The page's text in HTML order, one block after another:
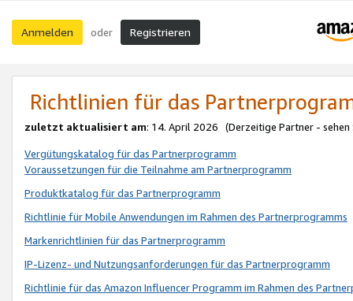
Anmelden oder Registrieren
Richtlinien für das
zuletzt aktualisiert am: 14. April 2026 (Derzeitige Partner - sehen
Vergütungskatalog für das Partnerprogramm
Voraussetzungen für die Teilnahme am Partnerprogramm
Produktkatalog für das Partnerprogramm
Richtlinie für Mobile Anwendungen im Rahmen des Partnerprogramms
Markenrichtlinien für das Partnerprogramm
IP-Lizenz- und Nutzungsanforderungen für das Partnerprogramm
Richtlinie für das Amazon Influencer Programm im Rahmen des